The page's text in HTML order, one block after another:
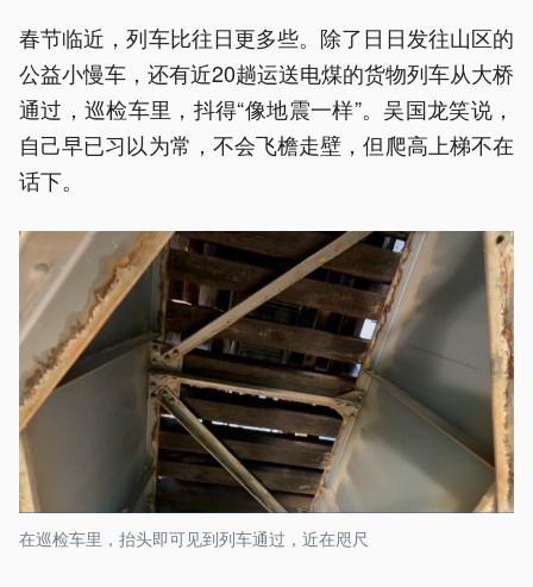
春节临近，列车比往日更多些。除了日日发往山区的
公益小慢车，还有近20趟运送电煤的货物列车从大桥
通过，巡检车里，抖得“像地震一样”。吴国龙笑说，
自己早已习以为常，不会飞檐走壁，但爬高上梯不在
话下。
在巡检车里，抬头即可见到列车通过，近在咫尺